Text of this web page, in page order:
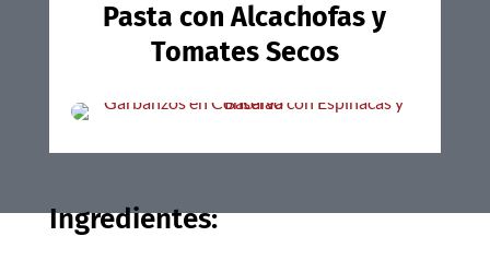
Pasta con Alcachofas y
Tomates Secos
Ingredientes: